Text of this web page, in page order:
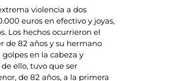
violencia a dos
euros en efectivo y joyas,
Los hechos ocurrieron el
de 82 años y su hermano
en la cabeza y
ello, tuvo que ser
de 82 años, a la primera